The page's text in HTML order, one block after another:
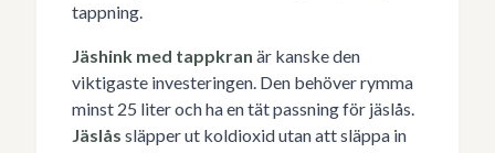
tappning.
Jäshink med tappkran är kanske den
viktigaste investeringen. Den behöver rymma
minst 25 liter och ha en tät passning för jäslås.
Jäslås släpper ut koldioxid utan att släppa in